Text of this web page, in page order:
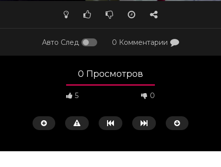
Авто След 0 Комментарии
0 Просмотров
5 0